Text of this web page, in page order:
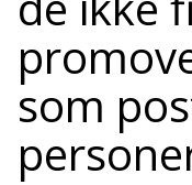
som